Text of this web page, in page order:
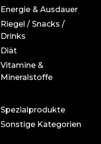
Energie & Ausdauer
Riegel / Snacks /
Drinks
Diät
Vitamine &
Mineralstoffe
Spezialprodukte
Sonstige Kategorien